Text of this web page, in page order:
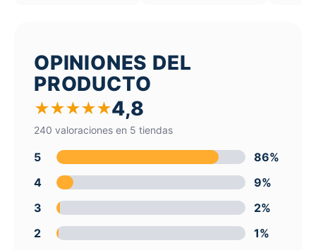
OPINIONES DEL
PRODUCTO
★★★★★4,8
240 valoraciones en 5 tiendas
5
86%
4
9%
3
2%
2
1%